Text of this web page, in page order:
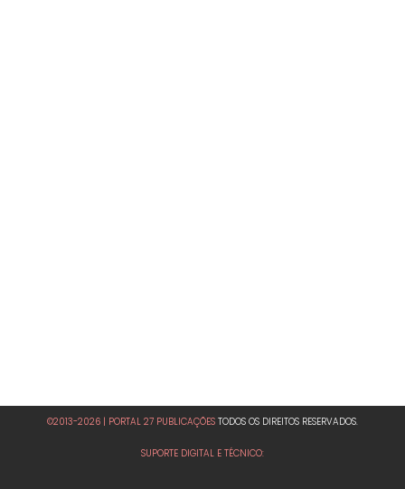
©2013-2026 | PORTAL 27 PUBLICAÇÕES TODOS OS DIREITOS RESERVADOS.
SUPORTE DIGITAL E TÉCNICO: